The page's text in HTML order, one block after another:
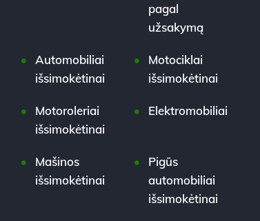
pagal
užsakymą
Automobiliai
išsimokėtinai
Motociklai
išsimokėtinai
Motoroleriai
išsimokėtinai
Elektromobiliai
Mašinos
išsimokėtinai
Pigūs
automobiliai
išsimokėtinai